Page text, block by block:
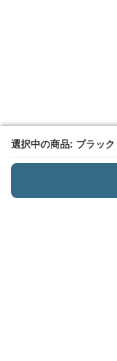
選択中の商品: ブラック
選択中の商品: ブラック